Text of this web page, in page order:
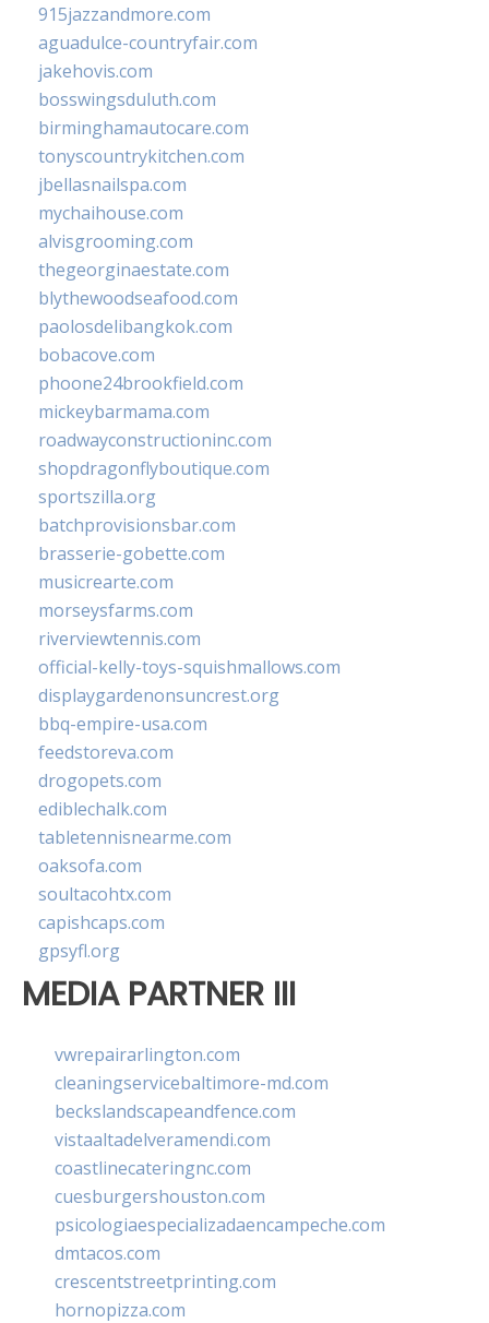
915jazzandmore.com
aguadulce-countryfair.com
jakehovis.com
bosswingsduluth.com
birminghamautocare.com
tonyscountrykitchen.com
jbellasnailspa.com
mychaihouse.com
alvisgrooming.com
thegeorginaestate.com
blythewoodseafood.com
paolosdelibangkok.com
bobacove.com
phoone24brookfield.com
mickeybarmama.com
roadwayconstructioninc.com
shopdragonflyboutique.com
sportszilla.org
batchprovisionsbar.com
brasserie-gobette.com
musicrearte.com
morseysfarms.com
riverviewtennis.com
official-kelly-toys-squishmallows.com
displaygardenonsuncrest.org
bbq-empire-usa.com
feedstoreva.com
drogopets.com
ediblechalk.com
tabletennisnearme.com
oaksofa.com
soultacohtx.com
capishcaps.com
gpsyfl.org
MEDIA PARTNER III
vwrepairarlington.com
cleaningservicebaltimore-md.com
beckslandscapeandfence.com
vistaaltadelveramendi.com
coastlinecateringnc.com
cuesburgershouston.com
psicologiaespecializadaencampeche.com
dmtacos.com
crescentstreetprinting.com
hornopizza.com